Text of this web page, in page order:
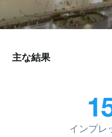
主な結果
インプレ